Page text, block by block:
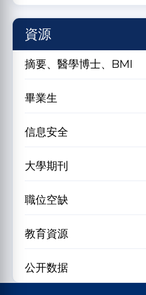
資源
摘要、醫學博士、BMI
畢業生
信息安全
大學期刊
職位空缺
教育資源
公开数据